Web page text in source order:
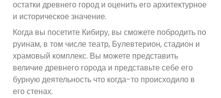
остатки древнего город и оценить его архитектурное
и историческое значение.
Когда вы посетите Кибиру, вы сможете побродить по
руинам, в том числе театр, Булевтерион, стадион и
храмовый комплекс. Вы можете представить
величие древнего города и представьте себе его
бурную деятельность что когда-то происходило в
его стенах.